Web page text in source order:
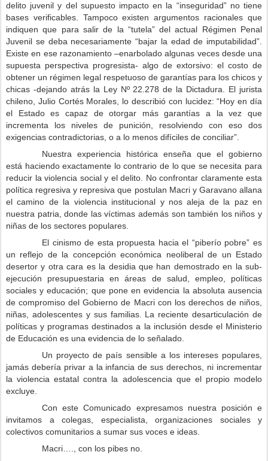
delito juvenil y del supuesto impacto en la “inseguridad” no tiene
bases verificables. Tampoco existen argumentos racionales que
indiquen que para salir de la “tutela” del actual Régimen Penal
Juvenil se deba necesariamente “bajar la edad de imputabilidad”.
Existe en ese razonamiento –enarbolado algunas veces desde una
supuesta perspectiva progresista- algo de extorsivo: el costo de
obtener un régimen legal respetuoso de garantías para los chicos y
chicas -dejando atrás la Ley Nº 22.278 de la Dictadura. El jurista
chileno, Julio Cortés Morales, lo describió con lucidez: “Hoy en día
el Estado es capaz de otorgar más garantías a la vez que
incrementa los niveles de punición, resolviendo con eso dos
exigencias contradictorias, o a lo menos difíciles de conciliar”.
Nuestra experiencia histórica enseña que el gobierno
está haciendo exactamente lo contrario de lo que se necesita para
reducir la violencia social y el delito. No confrontar claramente esta
política regresiva y represiva que postulan Macri y Garavano allana
el camino de la violencia institucional y nos aleja de la paz en
nuestra patria, donde las víctimas además son también los niños y
niñas de los sectores populares.
El cinismo de esta propuesta hacia el “piberío pobre” es
un reflejo de la concepción económica neoliberal de un Estado
desertor y otra cara es la desidia que han demostrado en la sub-
ejecución presupuestaria en áreas de salud, empleo, políticas
sociales y educación; que pone en evidencia la absoluta ausencia
de compromiso del Gobierno de Macri con los derechos de niños,
niñas, adolescentes y sus familias. La reciente desarticulación de
políticas y programas destinados a la inclusión desde el Ministerio
de Educación es una evidencia de lo señalado.
Un proyecto de país sensible a los intereses populares,
jamás debería privar a la infancia de sus derechos, ni incrementar
la violencia estatal contra la adolescencia que el propio modelo
excluye.
Con este Comunicado expresamos nuestra posición e
invitamos a colegas, especialista, organizaciones sociales y
colectivos comunitarios a sumar sus voces e ideas.
Macri…., con los pibes no.